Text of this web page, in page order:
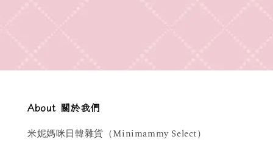
About 關於我們
米妮媽咪日韓雜貨（Minimammy Select）